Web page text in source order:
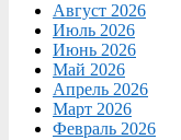
Август 2026
Июль 2026
Июнь 2026
Май 2026
Апрель 2026
Март 2026
Февраль 2026